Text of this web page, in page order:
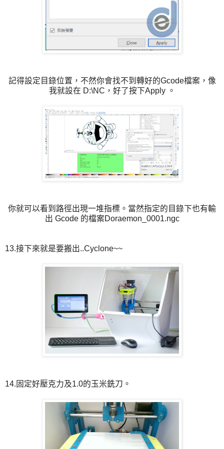
記得設定目錄位置，不然你會找不到轉好的Gcode檔案，像
我就設在 D:\NC，好了按下Apply 。
你就可以看到路徑出現一堆指標。當然指定的目錄下也有輸
出 Gcode 的檔案Doraemon_0001.ngc
13.接下來就是要搬出..Cyclone~~
14.固定好壓克力及1.0的玉米銑刀。